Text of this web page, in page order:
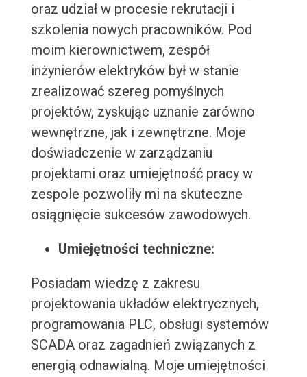
oraz udział w procesie rekrutacji i
szkolenia nowych pracowników. Pod
moim kierownictwem, zespół
inżynierów elektryków był w stanie
zrealizować szereg pomyślnych
projektów, zyskując uznanie zarówno
wewnętrzne, jak i zewnętrzne. Moje
doświadczenie w zarządzaniu
projektami oraz umiejętność pracy w
zespole pozwoliły mi na skuteczne
osiągnięcie sukcesów zawodowych.
Umiejętności techniczne:
Posiadam wiedzę z zakresu
projektowania układów elektrycznych,
programowania PLC, obsługi systemów
SCADA oraz zagadnień związanych z
energią odnawialną. Moje umiejętności